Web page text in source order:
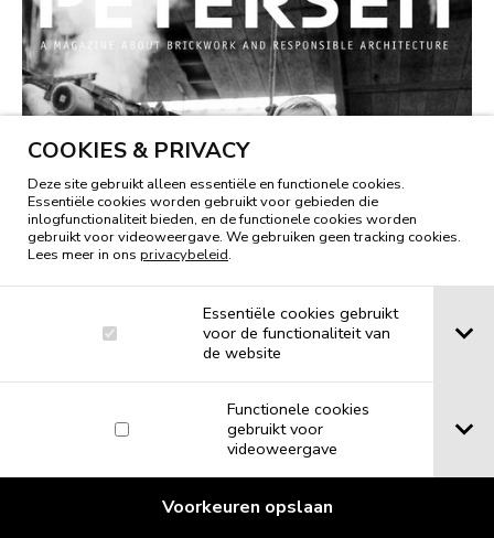
COOKIES & PRIVACY
Deze site gebruikt alleen essentiële en functionele cookies.
Essentiële cookies worden gebruikt voor gebieden die
inlogfunctionaliteit bieden, en de functionele cookies worden
gebruikt voor videoweergave. We gebruiken geen tracking cookies.
Lees meer in ons privacybeleid.
Essentiële cookies gebruikt
voor de functionaliteit van
de website
Functionele cookies
gebruikt voor
videoweergave
Voorkeuren opslaan